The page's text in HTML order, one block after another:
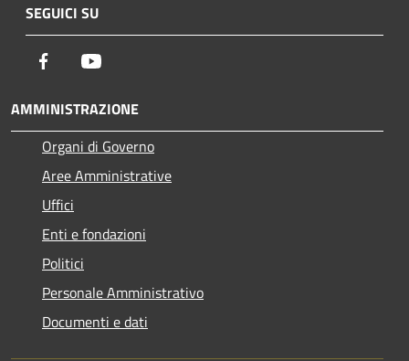
SEGUICI SU
Facebook
AMMINISTRAZIONE
Organi di Governo
Aree Amministrative
Uffici
Enti e fondazioni
Politici
Personale Amministrativo
Documenti e dati